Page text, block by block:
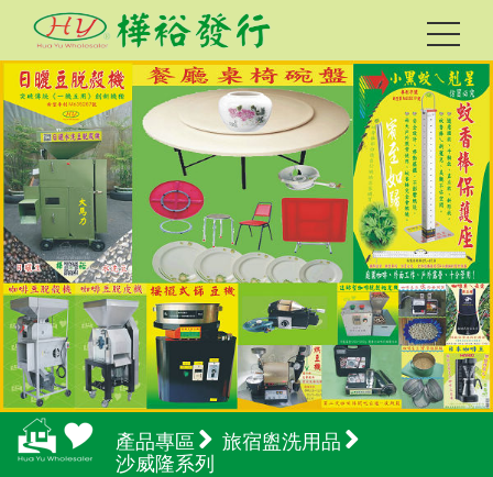
產品專區 旅宿盥洗用品
沙威隆系列